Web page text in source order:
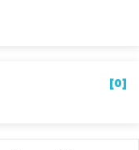
[0]